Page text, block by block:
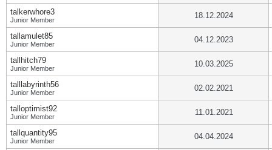
talkerwhore3
Junior Member 18.12.2024
tallamulet85
Junior Member 04.12.2023
tallhitch79
Junior Member 10.03.2025
talllabyrinth56
Junior Member 02.02.2021
talloptimist92
Junior Member 11.01.2021
tallquantity95
Junior Member 04.04.2024